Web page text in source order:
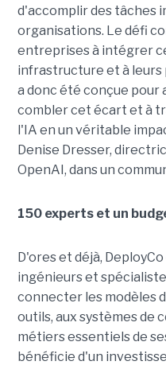
d'accomplir des tâches
organisations. Le défi
entreprises à intégrer
infrastructure et à leurs
a donc été conçue pour
combler cet écart et à
l'IA en un véritable
Denise Dresser,
OpenAI, dans un
150 experts et un
D'ores et déjà,
ingénieurs et
connecter les modèles
outils, aux systèmes de
métiers essentiels de
bénéficie d'un